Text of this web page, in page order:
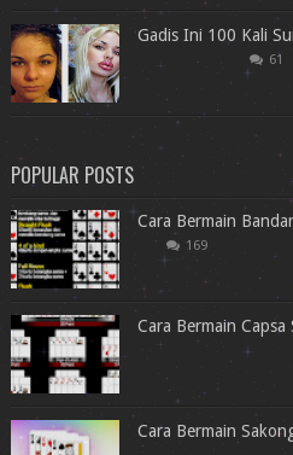
Gadis Ini 100 Kali
61
POPULAR POSTS
Cara Bermain
169
Cara Bermain Capsa
Cara Bermain